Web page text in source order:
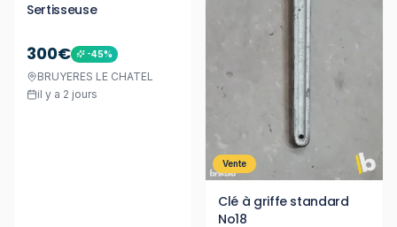
Sertisseuse
300€ -45%
BRUYERES LE CHATEL
il y a 2 jours
Vente
Clé à griffe standard
No18